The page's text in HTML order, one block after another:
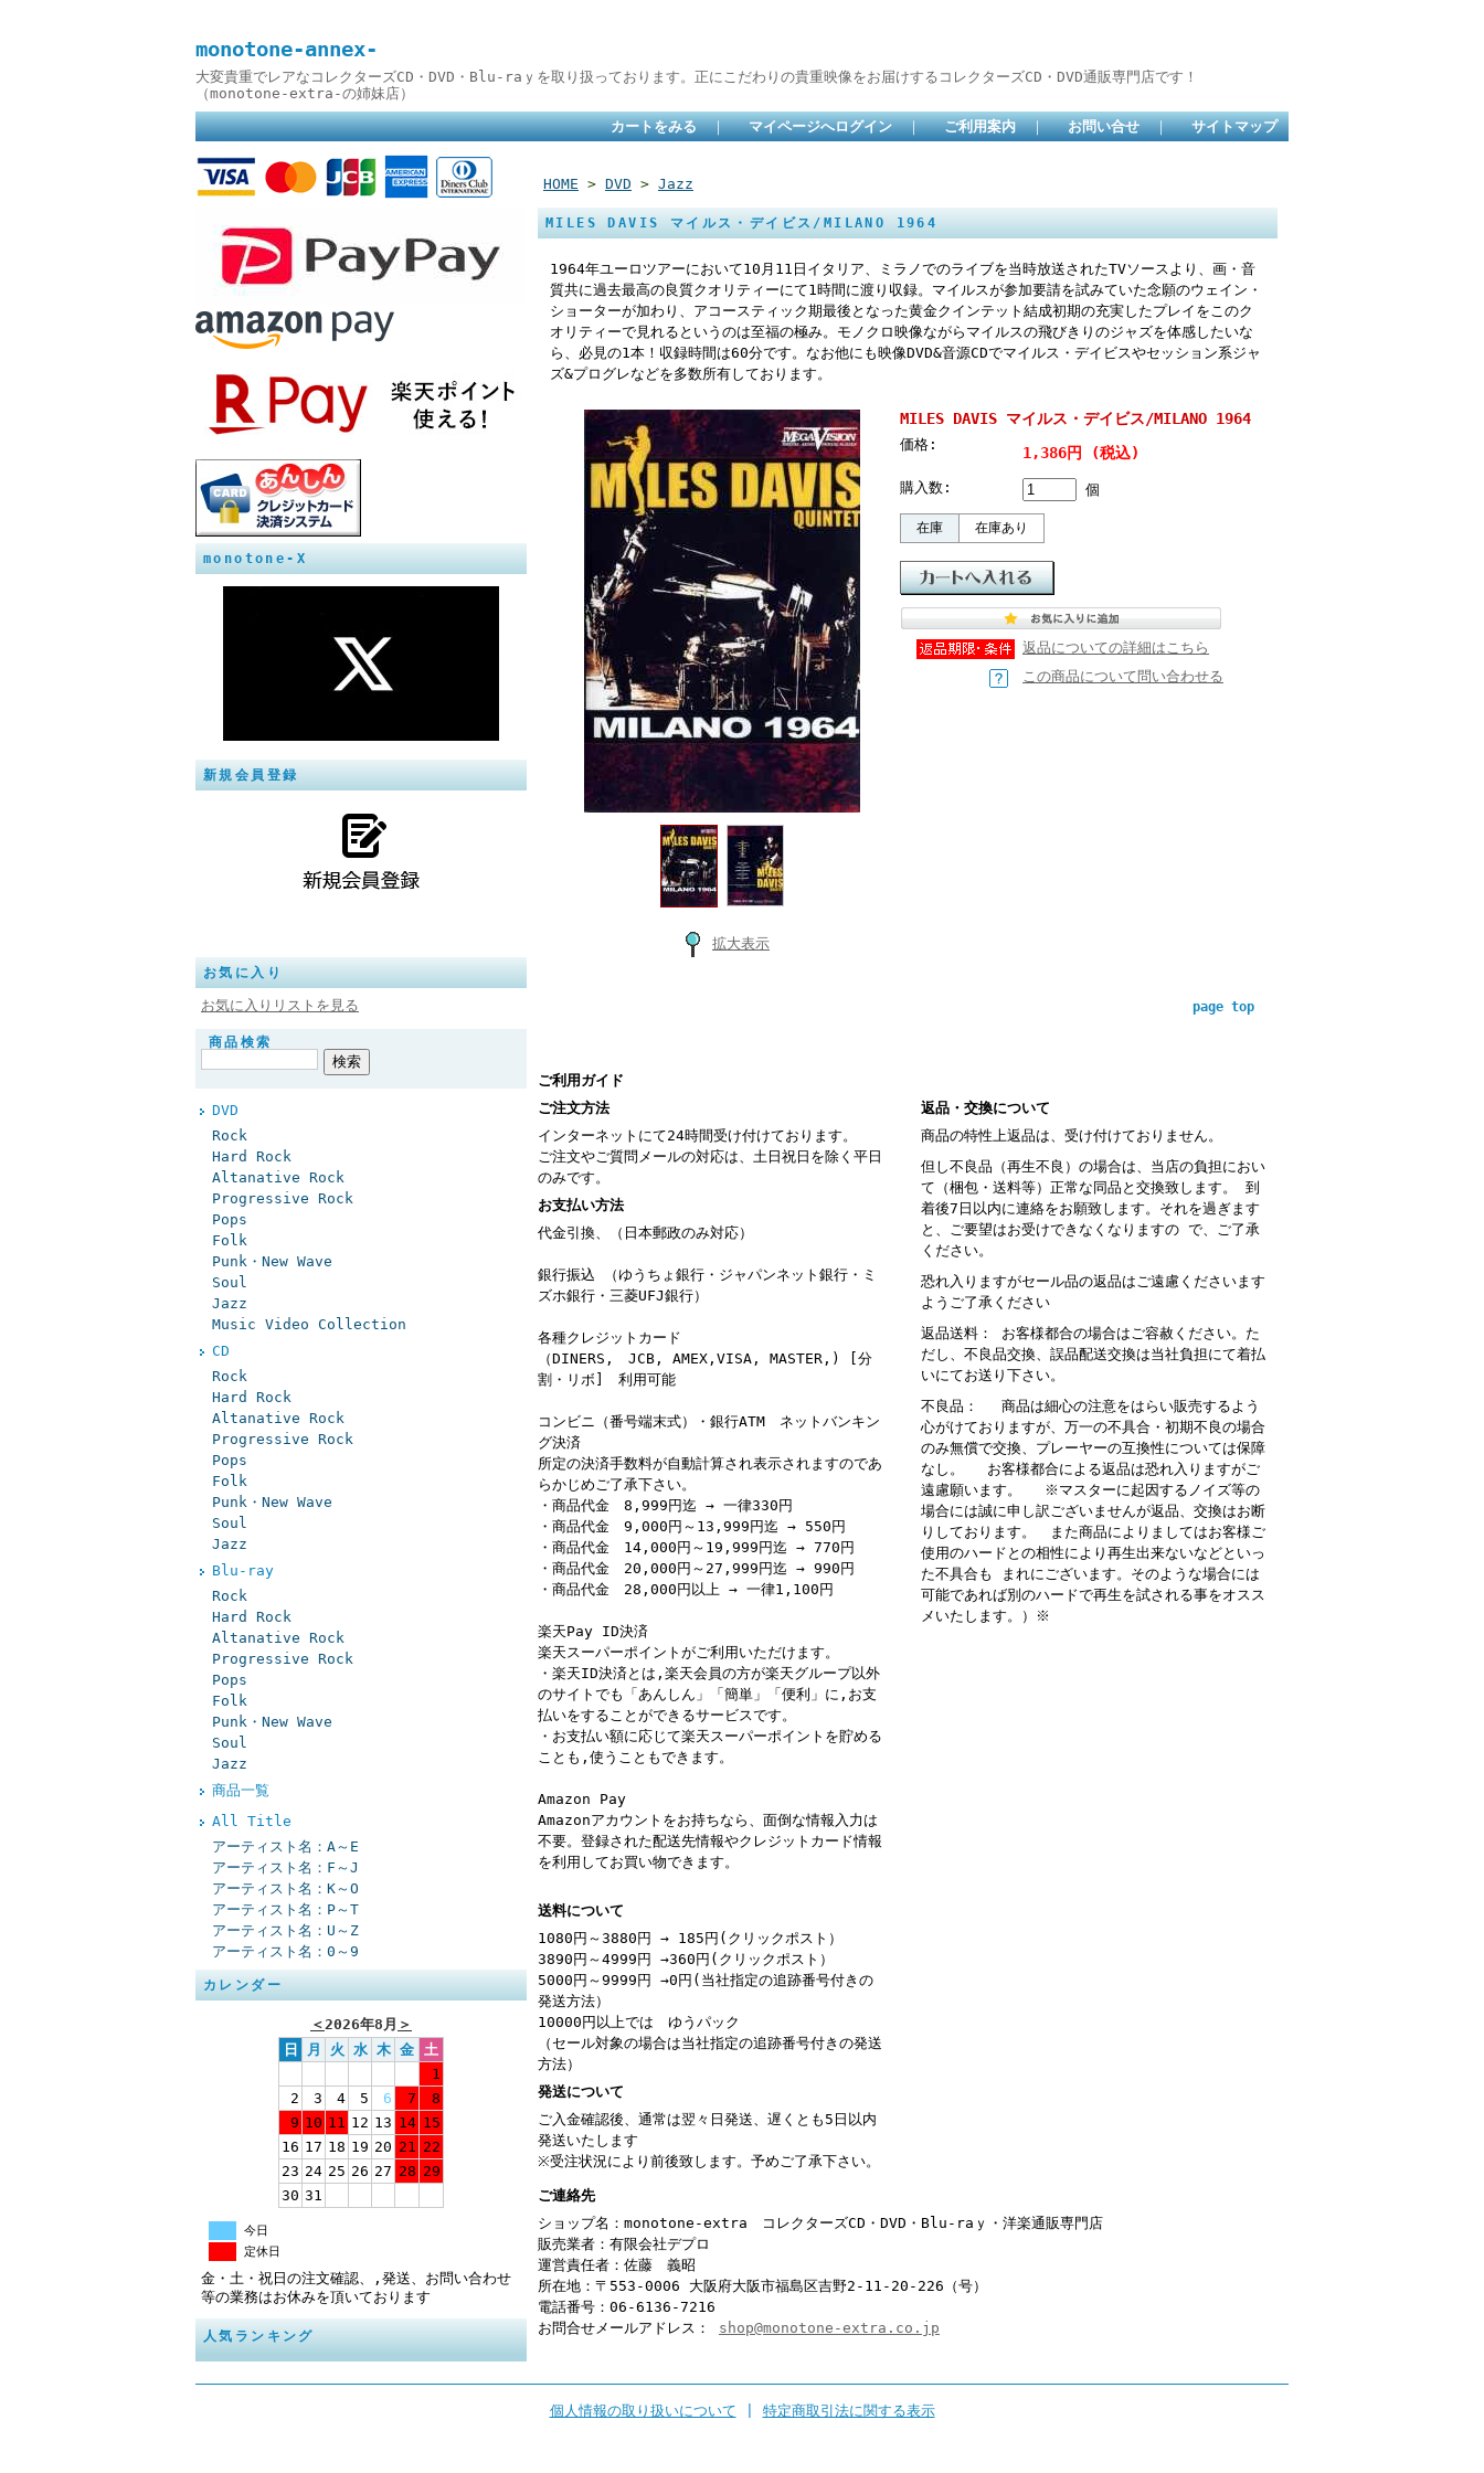
monotone-annex-
大変貴重でレアなコレクターズCD・DVD・Blu-raｙを取り扱っております。正にこだわりの貴重映像をお届けするコレクターズCD・DVD通販専門店です！
（monotone-extra-の姉妹店）
カートをみる ｜ マイページへログイン ｜ ご利用案内 ｜ お問い合せ ｜ サイトマップ
monotone-X
新規会員登録
お気に入り
お気に入りリストを見る
商品検索
DVD
Rock
Hard Rock
Altanative Rock
Progressive Rock
Pops
Folk
Punk・New Wave
Soul
Jazz
Music Video Collection
CD
Rock
Hard Rock
Altanative Rock
Progressive Rock
Pops
Folk
Punk・New Wave
Soul
Jazz
Blu-ray
Rock
Hard Rock
Altanative Rock
Progressive Rock
Pops
Folk
Punk・New Wave
Soul
Jazz
商品一覧
All Title
アーティスト名：A～E
アーティスト名：F～J
アーティスト名：K～O
アーティスト名：P～T
アーティスト名：U～Z
アーティスト名：0～9
カレンダー
＜2026年8月 ＞
日
月 火 水 木 金 土
1
2
3 4 5 6 7
8
9 10 11 12 13 14 15
16 17 18 19 20 21 22
23 24 25 26 27 28 29
30 31
今日
定休日
金・土・祝日の注文確認、,発送、お問い合わせ
等の業務はお休みを頂いております
人気ランキング
HOME > DVD > Jazz
MILES DAVIS マイルス・デイビス/MILANO 1964
1964年ユーロツアーにおいて10月11日イタリア、ミラノでのライブを当時放送されたTVソースより、画・音
質共に過去最高の良質クオリティーにて1時間に渡り収録。マイルスが参加要請を試みていた念願のウェイン・
ショーターが加わり、アコースティック期最後となった黄金クインテット結成初期の充実したプレイをこのク
オリティーで見れるというのは至福の極み。モノクロ映像ながらマイルスの飛びきりのジャズを体感したいな
ら、必見の1本！収録時間は60分です。なお他にも映像DVD&音源CDでマイルス・デイビスやセッション系ジャ
ズ&プログレなどを多数所有しております。
拡大表示
MILES DAVIS マイルス・デイビス/MILANO 1964
価格: 1,386円 (税込)
購入数: 個
在庫 在庫あり
返品についての詳細はこちら
この商品について問い合わせる
page top
ご利用ガイド
ご注文方法
インターネットにて24時間受け付けております。
ご注文やご質問メールの対応は、土日祝日を除く平日
のみです。
お支払い方法
代金引換、（日本郵政のみ対応）
銀行振込 （ゆうちょ銀行・ジャパンネット銀行・ミ
ズホ銀行・三菱UFJ銀行）
各種クレジットカード
（DINERS, JCB, AMEX,VISA, MASTER,) [分
割・リボ] 利用可能
コンビニ（番号端末式）・銀行ATM ネットバンキン
グ決済
所定の決済手数料が自動計算され表示されますのであ
らかじめご了承下さい。
・商品代金 8,999円迄 → 一律330円
・商品代金 9,000円～13,999円迄 → 550円
・商品代金 14,000円～19,999円迄 → 770円
・商品代金 20,000円～27,999円迄 → 990円
・商品代金 28,000円以上 → 一律1,100円
楽天Pay ID決済
楽天スーパーポイントがご利用いただけます。
・楽天ID決済とは,楽天会員の方が楽天グループ以外
のサイトでも「あんしん」「簡単」「便利」に,お支
払いをすることができるサービスです。
・お支払い額に応じて楽天スーパーポイントを貯める
ことも,使うこともできます。
Amazon Pay
Amazonアカウントをお持ちなら、面倒な情報入力は
不要。登録された配送先情報やクレジットカード情報
を利用してお買い物できます。
送料について
1080円～3880円 → 185円(クリックポスト）
3890円～4999円 →360円(クリックポスト）
5000円～9999円 →0円(当社指定の追跡番号付きの
発送方法）
10000円以上では ゆうパック
（セール対象の場合は当社指定の追跡番号付きの発送
方法）
発送について
ご入金確認後、通常は翌々日発送、遅くとも5日以内
発送いたします
※受注状況により前後致します。予めご了承下さい。
返品・交換について
商品の特性上返品は、受け付けておりません。
但し不良品（再生不良）の場合は、当店の負担におい
て（梱包・送料等）正常な同品と交換致します。 到
着後7日以内に連絡をお願致します。それを過ぎます
と、ご要望はお受けできなくなりますの で、ご了承
ください。
恐れ入りますがセール品の返品はご遠慮くださいます
ようご了承ください
返品送料： お客様都合の場合はご容赦ください。た
だし、不良品交換、誤品配送交換は当社負担にて着払
いにてお送り下さい。
不良品： 商品は細心の注意をはらい販売するよう
心がけておりますが、万一の不具合・初期不良の場合
のみ無償で交換、プレーヤーの互換性については保障
なし。 お客様都合による返品は恐れ入りますがご
遠慮願います。 ※マスターに起因するノイズ等の
場合には誠に申し訳ございませんが返品、交換はお断
りしております。 また商品によりましてはお客様ご
使用のハードとの相性により再生出来ないなどといっ
た不具合も まれにございます。そのような場合には
可能であれば別のハードで再生を試される事をオスス
メいたします。）※
ご連絡先
ショップ名：monotone-extra コレクターズCD・DVD・Blu-raｙ・洋楽通販専門店
販売業者：有限会社デプロ
運営責任者：佐藤 義昭
所在地：〒553-0006 大阪府大阪市福島区吉野2-11-20-226（号）
電話番号：06-6136-7216
お問合せメールアドレス： shop@monotone-extra.co.jp
個人情報の取り扱いについて 特定商取引法に関する表示